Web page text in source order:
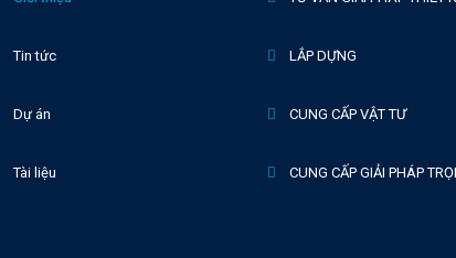
Tin tức
Dự án
Tài liệu
LẮP DỰNG
CUNG CẤP VẬT TƯ
CUNG CẤP GIẢI PHÁP